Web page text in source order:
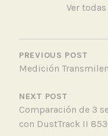
s
,
e
Ver
DE
PREVIOUS POST
Medición
NEXT POST
Comparación de 3
con DustTrack II